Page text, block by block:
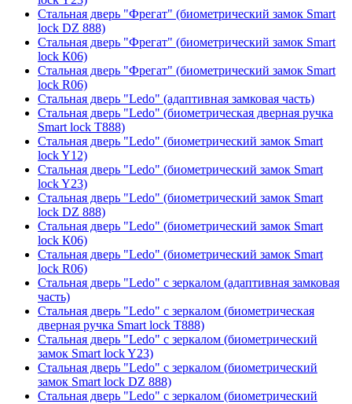
Стальная дверь "Фрегат" (биометрический замок Smart
lock DZ 888)
Стальная дверь "Фрегат" (биометрический замок Smart
lock К06)
Стальная дверь "Фрегат" (биометрический замок Smart
lock R06)
Стальная дверь "Ledo" (адаптивная замковая часть)
Стальная дверь "Ledo" (биометрическая дверная ручка
Smart lock T888)
Стальная дверь "Ledo" (биометрический замок Smart
lock Y12)
Стальная дверь "Ledo" (биометрический замок Smart
lock Y23)
Стальная дверь "Ledo" (биометрический замок Smart
lock DZ 888)
Стальная дверь "Ledo" (биометрический замок Smart
lock К06)
Стальная дверь "Ledo" (биометрический замок Smart
lock R06)
Стальная дверь "Ledo" с зеркалом (адаптивная замковая
часть)
Стальная дверь "Ledo" с зеркалом (биометрическая
дверная ручка Smart lock T888)
Стальная дверь "Ledo" с зеркалом (биометрический
замок Smart lock Y23)
Стальная дверь "Ledo" с зеркалом (биометрический
замок Smart lock DZ 888)
Стальная дверь "Ledo" с зеркалом (биометрический